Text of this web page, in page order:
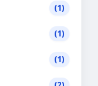
(1)
(1)
(1)